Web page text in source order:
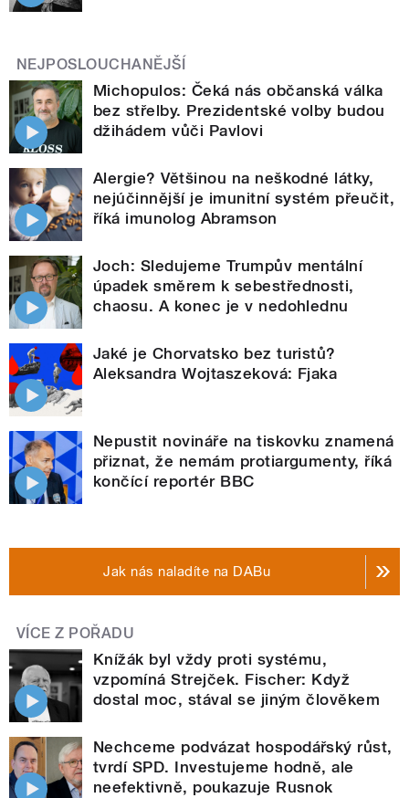
NEJPOSLOUCHANĚJŠÍ
Michopulos: Čeká nás občanská válka
bez střelby. Prezidentské volby budou
džihádem vůči Pavlovi
Alergie? Většinou na neškodné látky,
nejúčinnější je imunitní systém přeučit,
říká imunolog Abramson
Joch: Sledujeme Trumpův mentální
úpadek směrem k sebestřednosti,
chaosu. A konec je v nedohlednu
Jaké je Chorvatsko bez turistů?
Aleksandra Wojtaszeková: Fjaka
Nepustit novináře na tiskovku znamená
přiznat, že nemám protiargumenty, říká
končící reportér BBC
Jak nás naladíte na DABu
VÍCE Z POŘADU
Knížák byl vždy proti systému,
vzpomíná Strejček. Fischer: Když
dostal moc, stával se jiným člověkem
Nechceme podvázat hospodářský růst,
tvrdí SPD. Investujeme hodně, ale
neefektivně, poukazuje Rusnok